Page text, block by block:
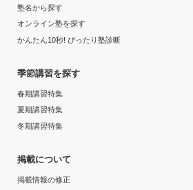
塾自体は悪くなかったが、自分の希
れており、満足のいく授業が受けら
第一志望校：
第二志望校：
受講コース
通年
通塾頻度
週2日
1日あたりの授業時間
1時間～2時間未満
塾名から探す
オンライン塾を探す
かんたん10秒! ぴったり塾診断
季節講習を探す
春期講習特集
夏期講習特集
冬期講習特集
掲載について
掲載情報の修正